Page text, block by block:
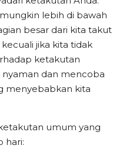
lebih di bawah
besar dari kita takut
jika kita tidak
ketakutan
dan mencoba
menyebabkan kita
umum yang
hari: